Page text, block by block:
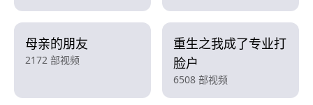
母亲的朋友
2172 部视频
重生之我成了专业打
脸户
6508 部视频